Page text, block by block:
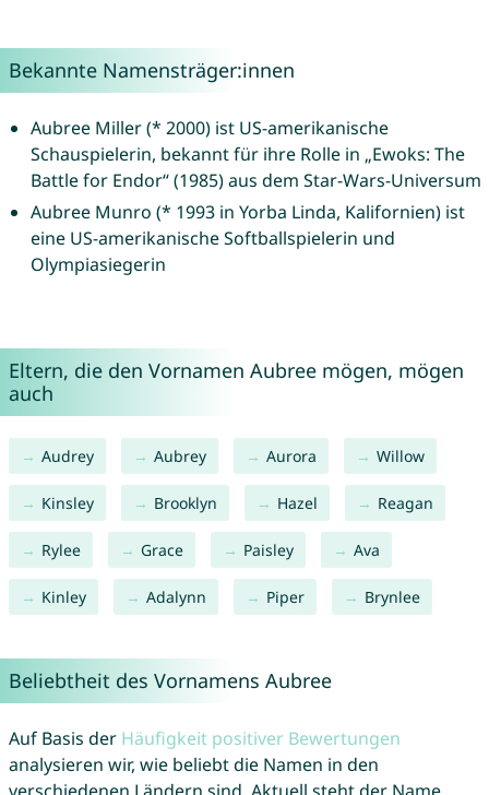
Bekannte Namensträger:innen
Aubree Miller (* 2000) ist US-amerikanische
Schauspielerin, bekannt für ihre Rolle in „Ewoks: The
Battle for Endor“ (1985) aus dem Star-Wars-Universum
Aubree Munro (* 1993 in Yorba Linda, Kalifornien) ist
eine US-amerikanische Softballspielerin und
Olympiasiegerin
Eltern, die den Vornamen Aubree mögen, mögen
auch
Audrey Aubrey Aurora Willow
Kinsley Brooklyn Hazel Reagan
Rylee Grace Paisley Ava
Kinley Adalynn Piper Brynlee
Beliebtheit des Vornamens Aubree
Auf Basis der Häufigkeit positiver Bewertungen
analysieren wir, wie beliebt die Namen in den